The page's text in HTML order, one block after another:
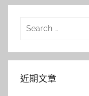
導
Search
近期文章